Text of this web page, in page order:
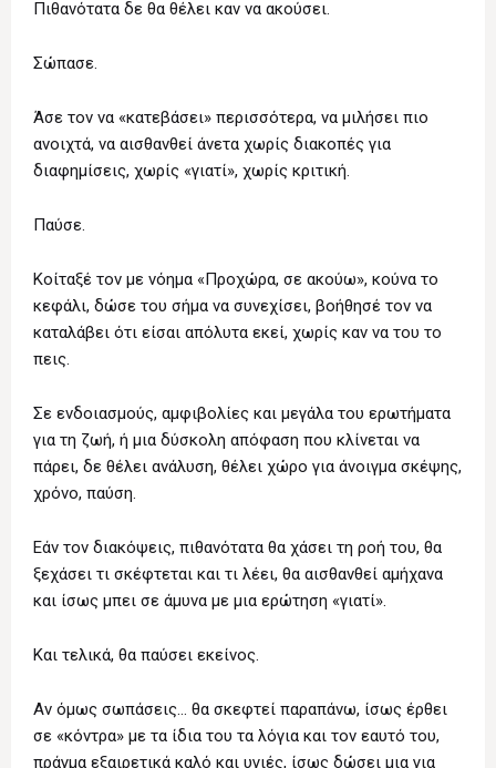
Πιθανότατα δε θα θέλει καν να ακούσει.
Σώπασε.
Άσε τον να «κατεβάσει» περισσότερα, να μιλήσει πιο
ανοιχτά, να αισθανθεί άνετα χωρίς διακοπές για
διαφημίσεις, χωρίς «γιατί», χωρίς κριτική.
Παύσε.
Κοίταξέ τον με νόημα «Προχώρα, σε ακούω», κούνα το
κεφάλι, δώσε του σήμα να συνεχίσει, βοήθησέ τον να
καταλάβει ότι είσαι απόλυτα εκεί, χωρίς καν να του το
πεις.
Σε ενδοιασμούς, αμφιβολίες και μεγάλα του ερωτήματα
για τη ζωή, ή μια δύσκολη απόφαση που κλίνεται να
πάρει, δε θέλει ανάλυση, θέλει χώρο για άνοιγμα σκέψης,
χρόνο, παύση.
Εάν τον διακόψεις, πιθανότατα θα χάσει τη ροή του, θα
ξεχάσει τι σκέφτεται και τι λέει, θα αισθανθεί αμήχανα
και ίσως μπει σε άμυνα με μια ερώτηση «γιατί».
Και τελικά, θα παύσει εκείνος.
Αν όμως σωπάσεις… θα σκεφτεί παραπάνω, ίσως έρθει
σε «κόντρα» με τα ίδια του τα λόγια και τον εαυτό του,
πράγμα εξαιρετικά καλό και υγιές, ίσως δώσει μια για